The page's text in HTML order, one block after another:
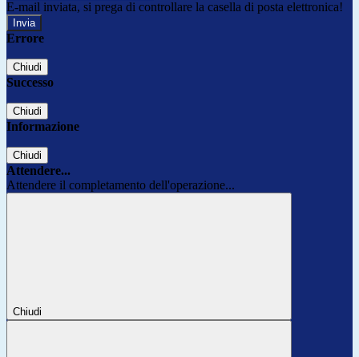
E-mail inviata, si prega di controllare la casella di posta elettronica!
Errore
Chiudi
Successo
Chiudi
Informazione
Chiudi
Attendere...
Attendere il completamento dell'operazione...
Chiudi